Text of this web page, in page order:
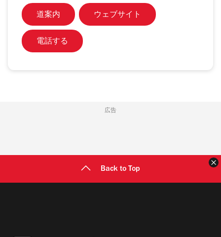
道案内 ウェブサイト
電話する
広告
Back to Top